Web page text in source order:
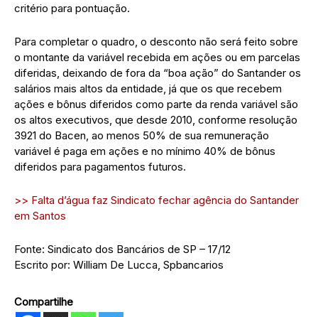
critério para pontuação.
Para completar o quadro, o desconto não será feito sobre
o montante da variável recebida em ações ou em parcelas
diferidas, deixando de fora da “boa ação” do Santander os
salários mais altos da entidade, já que os que recebem
ações e bônus diferidos como parte da renda variável são
os altos executivos, que desde 2010, conforme resolução
3921 do Bacen, ao menos 50% de sua remuneração
variável é paga em ações e no mínimo 40% de bônus
diferidos para pagamentos futuros.
>> Falta d’água faz Sindicato fechar agência do Santander
em Santos
Fonte: Sindicato dos Bancários de SP – 17/12
Escrito por: William De Lucca, Spbancarios
Compartilhe